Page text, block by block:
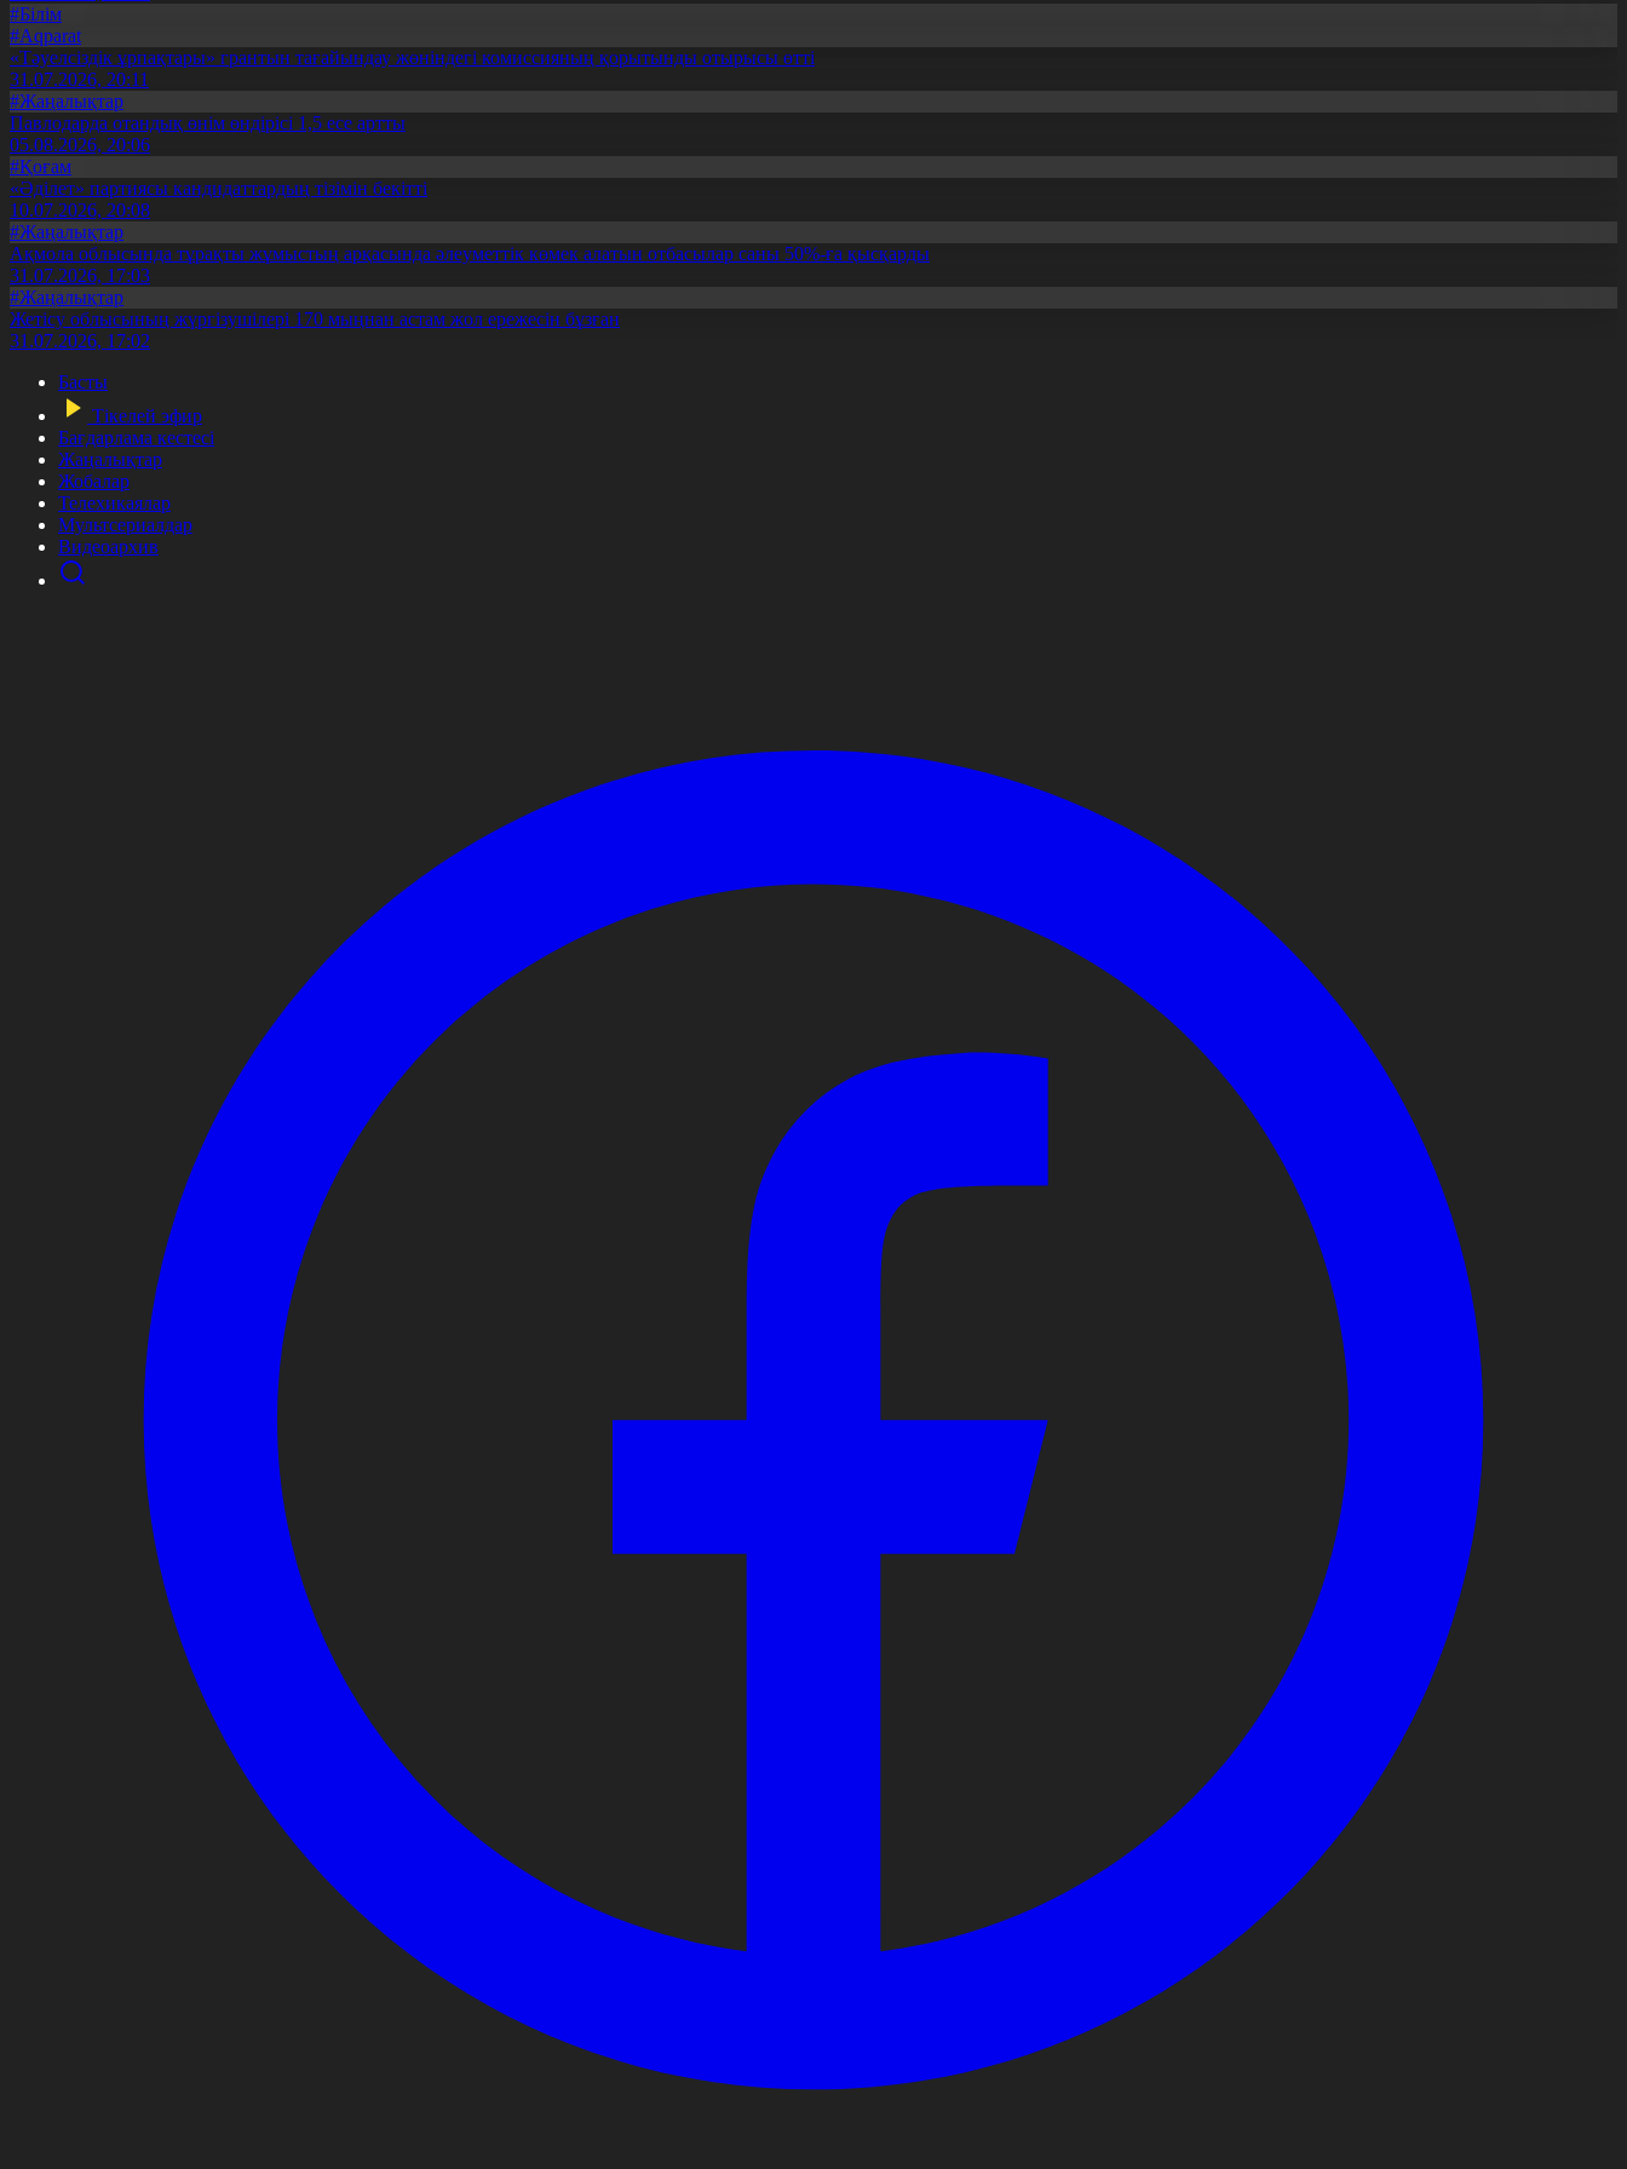
#Білім
#Aqparat
«Тәуелсіздік ұрпақтары» грантын тағайындау жөніндегі комиссияның қорытынды отырысы өтті
31.07.2026, 20:11
#Жаңалықтар
Павлодарда отандық өнім өндірісі 1,5 есе артты
05.08.2026, 20:06
#Қоғам
«Әділет» партиясы кандидаттардың тізімін бекітті
10.07.2026, 20:08
#Жаңалықтар
Ақмола облысында тұрақты жұмыстың арқасында әлеуметтік көмек алатын отбасылар саны 50%-ға қысқарды
31.07.2026, 17:03
#Жаңалықтар
Жетісу облысының жүргізушілері 170 мыңнан астам жол ережесін бұзған
31.07.2026, 17:02
Басты
Тікелей эфир
Бағдарлама кестесі
Жаңалықтар
Жобалар
Телехикаялар
Мультсериалдар
Видеоархив